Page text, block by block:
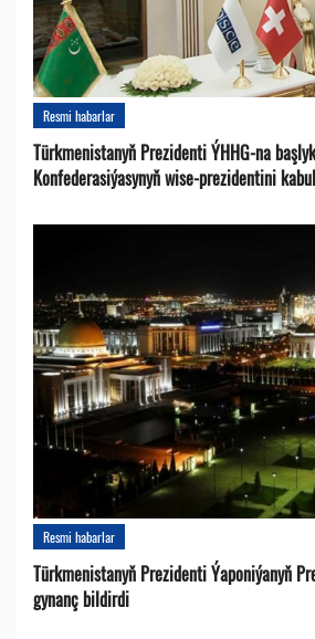
Resmi habarlar
Türkmenistanyň Prezidenti ÝHHG-na
Konfederasiýasynyň wise-prezidentini
Resmi habarlar
Türkmenistanyň Prezidenti Ýaponiýanyň
gynanç bildirdi